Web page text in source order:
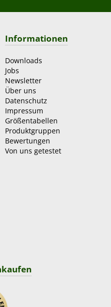
Informationen
Downloads
Jobs
Newsletter
Über uns
Datenschutz
Impressum
Größentabellen
Produktgruppen
Bewertungen
Von uns getestet